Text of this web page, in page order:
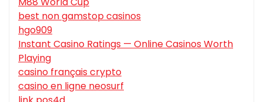
best non gamstop casinos
hgo909
Instant Casino Ratings — Online Casinos Worth
Playing
casino français crypto
casino en ligne neosurf